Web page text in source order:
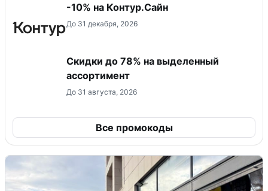
-10% на Контур.Сайн
До 31 декабря, 2026
Скидки до 78% на выделенный
ассортимент
До 31 августа, 2026
Все промокоды